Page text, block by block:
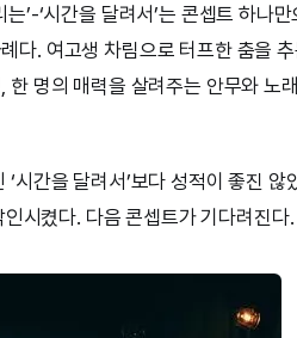
는’-‘시간을 달려서’는 콘셉트 하나
다. 여고생 차림으로 터프한 춤을
명의 매력을 살려주는 안무와 노
시간을 달려서’보다 성적이 좋진 않
시켰다. 다음 콘셉트가 기다려진다.